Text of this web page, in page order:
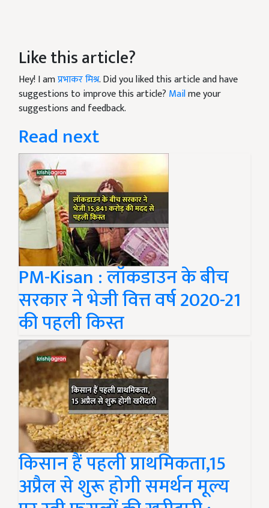
Like this article?
Hey! I amप्रभाकर मिश्र. Did you liked this article and have
suggestions to improve this article? Mailme your
suggestions and feedback.
Read next
PM-Kisan : लॉकडाउन के बीच
सरकार ने भेजी वित्त वर्ष 2020-21
की पहली किस्त
किसान हैं पहली प्राथमिकता,15
अप्रैल से शुरू होगी समर्थन मूल्य